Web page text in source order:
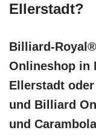
Ellerstadt?
Billiard-
Onlineshop in
Ellerstadt
und Billiard
und